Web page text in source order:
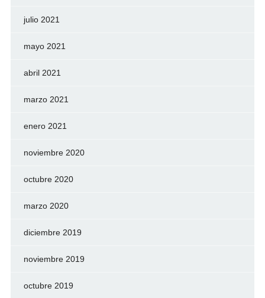
julio 2021
mayo 2021
abril 2021
marzo 2021
enero 2021
noviembre 2020
octubre 2020
marzo 2020
diciembre 2019
noviembre 2019
octubre 2019